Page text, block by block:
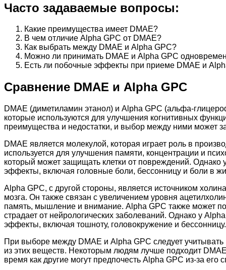
Часто задаваемые вопросы:
Какие преимущества имеет DMAE?
В чем отличие Alpha GPC от DMAE?
Как выбрать между DMAE и Alpha GPC?
Можно ли принимать DMAE и Alpha GPC
Есть ли побочные эффекты при приеме DMAE и
Сравнение DMAE и Alpha GPC
DMAE (диметиламин этанол) и Alpha GPC (альфа-
которые используются для улучшения когнитивных
преимущества и недостатки, и выбор между ними может
DMAE является молекулой, которая играет роль в
используется для улучшения памяти, концентрации и
который может защищать клетки от повреждений. Однако
эффекты, включая головные боли, бессонницу и боли в
Alpha GPC, с другой стороны, является источником
мозга. Он также связан с увеличением уровня
память, мышление и внимание. Alpha GPC также может
страдает от нейрологических заболеваний. Однако у
эффекты, включая тошноту, головокружение и бессонницу.
При выборе между DMAE и Alpha GPC следует
из этих веществ. Некоторым людям лучше подходит
время как другие могут предпочесть Alpha GPC из-за